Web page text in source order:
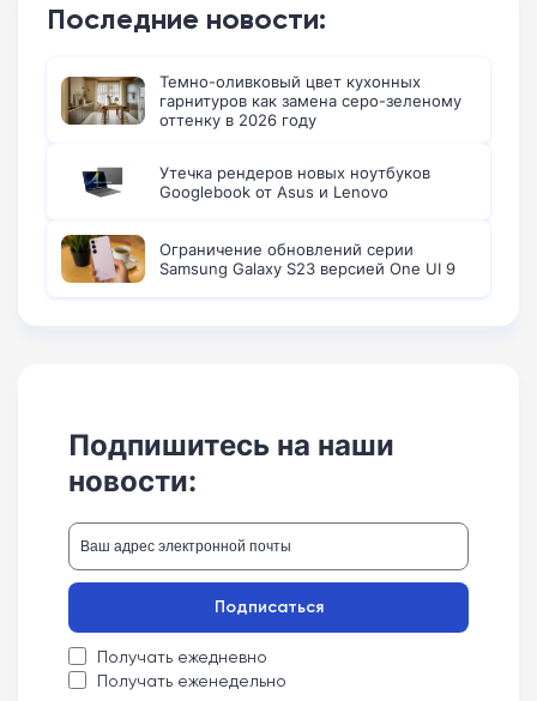
Последние новости:
Темно-оливковый цвет кухонных
гарнитуров как замена серо-зеленому
оттенку в 2026 году
Утечка рендеров новых ноутбуков
Googlebook от Asus и Lenovo
Ограничение обновлений серии
Samsung Galaxy S23 версией One UI 9
Подпишитесь на наши
новости:
Получать ежедневно
Получать еженедельно
Подписаться